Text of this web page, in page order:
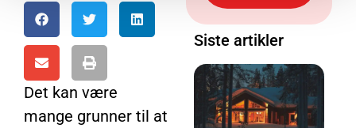
Det kan være
mange grunner til at
Siste artikler